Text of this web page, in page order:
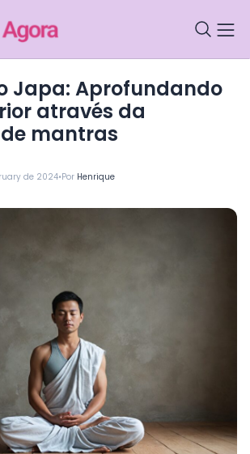
de 2024•Por Henrique
através da
mantras